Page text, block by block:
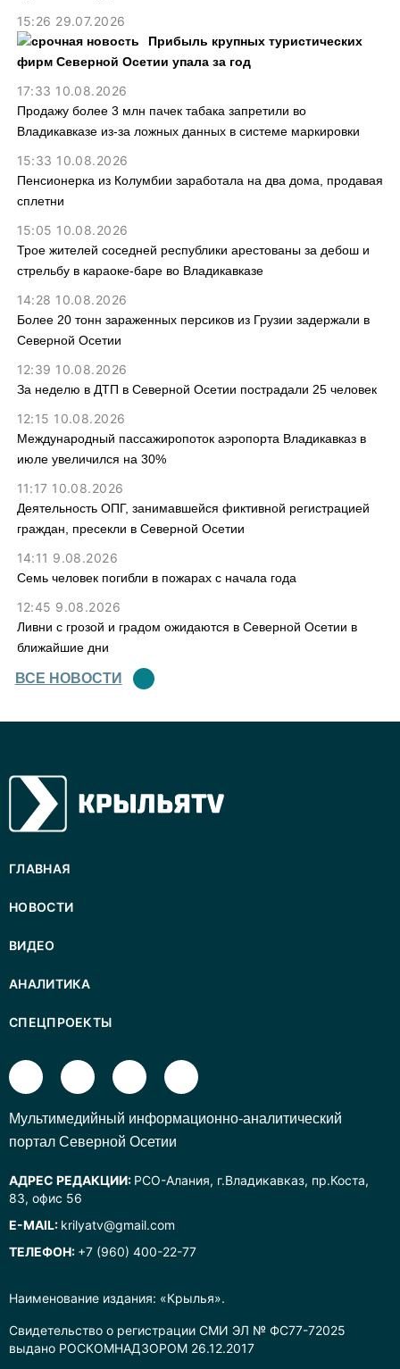
15:26 29.07.2026
Прибыль крупных туристических
фирм Северной Осетии упала за год
17:33 10.08.2026
Продажу более 3 млн пачек табака запретили во
Владикавказе из-за ложных данных в системе маркировки
15:33 10.08.2026
Пенсионерка из Колумбии заработала на два дома, продавая
сплетни
15:05 10.08.2026
Трое жителей соседней республики арестованы за дебош и
стрельбу в караоке-баре во Владикавказе
14:28 10.08.2026
Более 20 тонн зараженных персиков из Грузии задержали в
Северной Осетии
12:39 10.08.2026
За неделю в ДТП в Северной Осетии пострадали 25 человек
12:15 10.08.2026
Международный пассажиропоток аэропорта Владикавказ в
июле увеличился на 30%
11:17 10.08.2026
Деятельность ОПГ, занимавшейся фиктивной регистрацией
граждан, пресекли в Северной Осетии
14:11 9.08.2026
Семь человек погибли в пожарах с начала года
12:45 9.08.2026
Ливни с грозой и градом ожидаются в Северной Осетии в
ближайшие дни
ВСЕ НОВОСТИ
Наименование издания: «Крылья».
Свидетельство о регистрации СМИ ЭЛ № ФС77-72025
выдано РОСКОМНАДЗОРОМ 26.12.2017
ГЛАВНАЯ
НОВОСТИ
ВИДЕО
АНАЛИТИКА
СПЕЦПРОЕКТЫ
Mультимедийный информационно-аналитический
портал Северной Осетии
АДРЕС РЕДАКЦИИ: РСО-Алания, г.Владикавказ, пр.Коста,
83, офис 56
E-MAIL: krilyatv@gmail.com
ТЕЛЕФОН: +7 (960) 400-22-77